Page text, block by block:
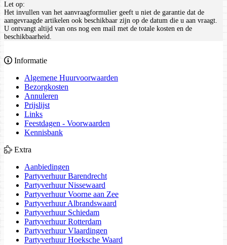
Let op:
Het invullen van het aanvraagformulier geeft u niet de garantie dat de
aangevraagde artikelen ook beschikbaar zijn op de datum die u aan vraagt.
U ontvangt altijd van ons nog een mail met de totale kosten en de
beschikbaarheid.
Informatie
Algemene Huurvoorwaarden
Bezorgkosten
Annuleren
Prijslijst
Links
Feestdagen - Voorwaarden
Kennisbank
Extra
Aanbiedingen
Partyverhuur Barendrecht
Partyverhuur Nissewaard
Partyverhuur Voorne aan Zee
Partyverhuur Albrandswaard
Partyverhuur Schiedam
Partyverhuur Rotterdam
Partyverhuur Vlaardingen
Partyverhuur Hoeksche Waard